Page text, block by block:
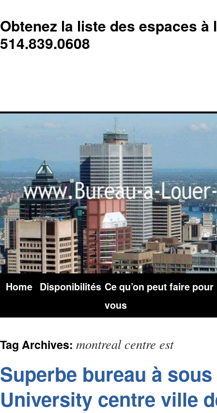
Obtenez la liste des espaces à
514.839.0608
Home Disponibilités Ce qu’on peut faire pour
vous
Tag Archives: montreal centre est
Superbe bureau à
University centre ville